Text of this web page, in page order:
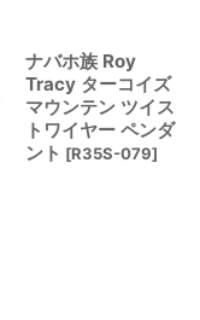
ナバホ族 Roy
Tracy ターコイズ
マウンテン ツイス
トワイヤー ペンダ
ント [R35S-079]